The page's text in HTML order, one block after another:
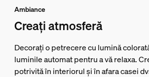
Ambiance
Creați atmosferă
Decorați o petrecere cu lumină
luminile automat pentru a vă relaxa.
potrivită în interiorul și în afara casei